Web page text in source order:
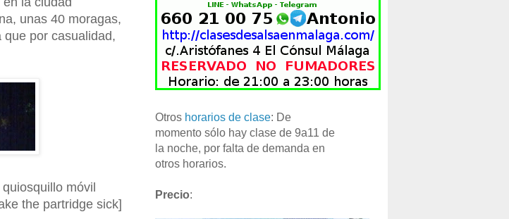
unas 40 moragas,
por casualidad,
móvil
the partridge sick]
Otros horarios de clase: De
momento sólo hay clase de 9a11 de
la noche, por falta de demanda en
otros horarios.
Precio: